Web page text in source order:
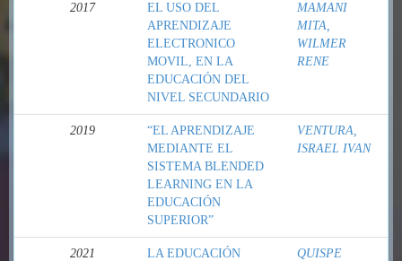
2017
EL USO DEL
APRENDIZAJE
ELECTRONICO
MOVIL, EN LA
EDUCACIÓN DEL
NIVEL SECUNDARIO
MAMANI
MITA,
WILMER
RENE
2019
“EL APRENDIZAJE
MEDIANTE EL
SISTEMA BLENDED
LEARNING EN LA
EDUCACIÓN
SUPERIOR”
VENTURA,
ISRAEL IVAN
2021
LA EDUCACIÓN
QUISPE